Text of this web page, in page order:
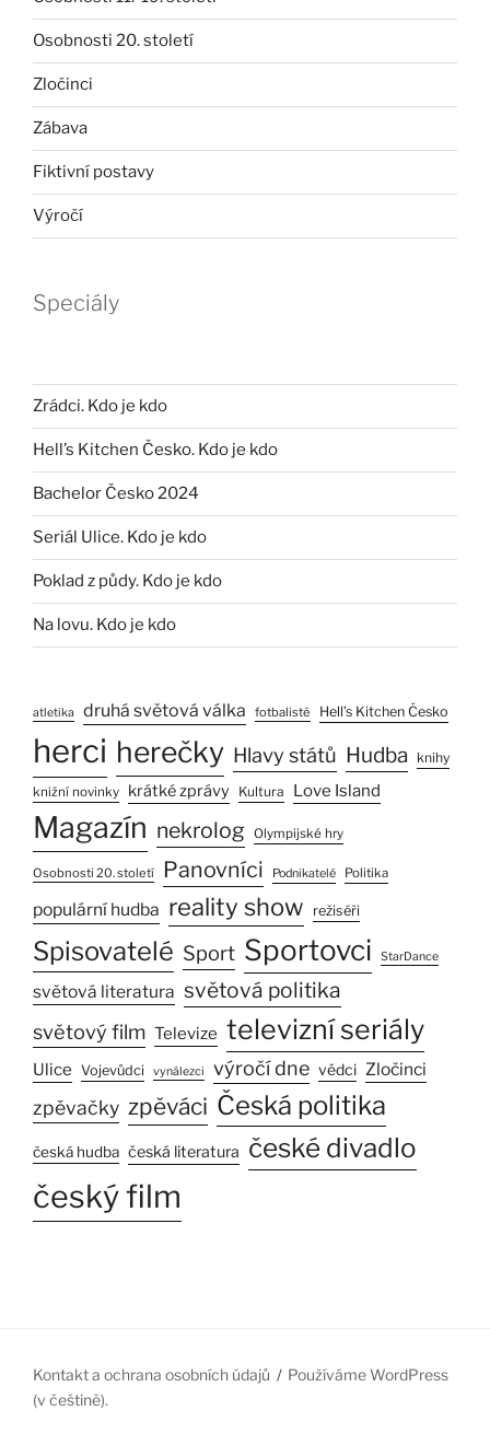
Osobnosti 20. století
Zločinci
Zábava
Fiktivní postavy
Výročí
Speciály
Zrádci. Kdo je kdo
Hell’s Kitchen Česko. Kdo je kdo
Bachelor Česko 2024
Seriál Ulice. Kdo je kdo
Poklad z půdy. Kdo je kdo
Na lovu. Kdo je kdo
atletika druhá světová válka fotbalisté Hell’s Kitchen Česko
herci herečky Hlavy států Hudba knihy
knižní novinky krátké zprávy Kultura Love Island
Magazín nekrolog Olympijské hry
Osobnosti 20. století Panovníci Podnikatelé Politika
populární hudba reality show režiséři
Spisovatelé Sport Sportovci StarDance
světová literatura světová politika
světový film Televize televizní seriály
Ulice Vojevůdci vynálezci výročí dne vědci Zločinci
zpěvačky zpěváci Česká politika
česká hudba česká literatura české divadlo
český film
Kontakt a ochrana osobních údajů
Používáme WordPress
(v češtině).